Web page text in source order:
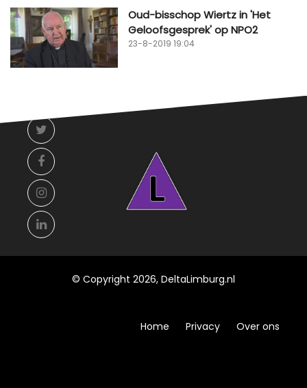
Oud-bisschop Wiertz in 'Het
Geloofsgesprek' op NPO2
23-8-2019 19:04
© Copyright 2026, DeltaLimburg.nl
Home Privacy Over ons